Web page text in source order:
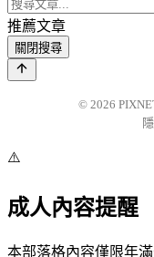
推薦文章
關閉搜尋
© 2026
⚠️
成人內容提醒
本部落格內容僅限年